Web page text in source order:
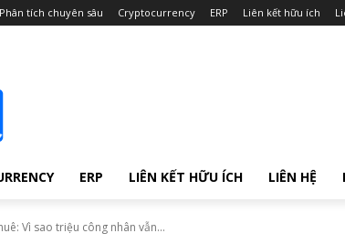
Phân tích chuyên sâu Cryptocurrency ERP Liên kết hữu ích
ERP LIÊN KẾT HỮU ÍCH LIÊN HỆ
Vì sao triệu công nhân vẫn...